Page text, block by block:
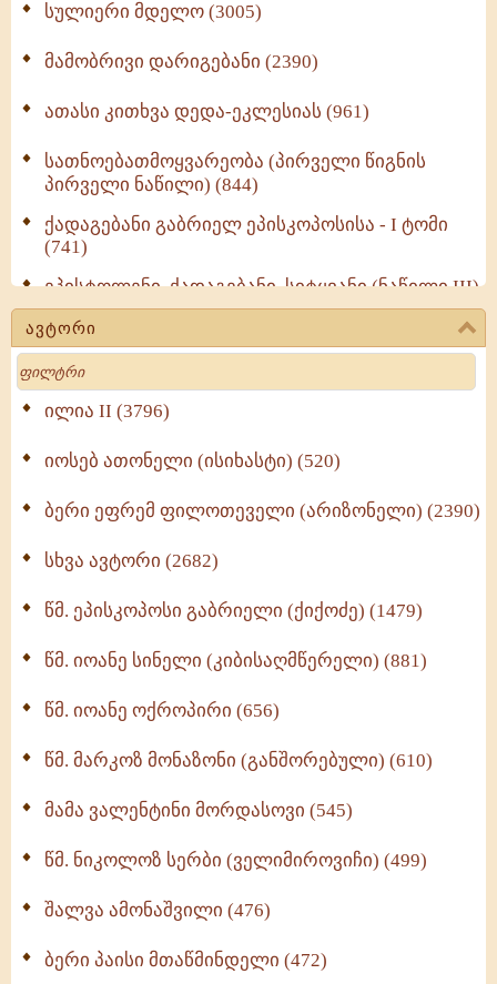
სულიერი მდელო (3005)
მამობრივი დარიგებანი (2390)
ათასი კითხვა დედა-ეკლესიას (961)
სათნოებათმოყვარეობა (პირველი წიგნის
პირველი ნაწილი) (844)
ქადაგებანი გაბრიელ ეპისკოპოსისა - I ტომი
(741)
ეპისტოლენი, ქადაგებანი, სიტყვანი (ნაწილი III)
(723)
მოძღვრის ძალზე სასარგებლო რჩევები
მრევლისათვის (545)
Wisdomge (514)
ქადაგებანი გაბრიელ ეპისკოპოსისა - II ტომი
სულიერი ცხოვრების სახელმძღვანელო -
ნაწილი II (369)
ავტორი
Search
ილია II (3796)
იოსებ ათონელი (ისიხასტი) (520)
ბერი ეფრემ ფილოთეველი (არიზონელი) (2390)
სხვა ავტორი (2682)
წმ. ეპისკოპოსი გაბრიელი (ქიქოძე) (1479)
წმ. იოანე სინელი (კიბისაღმწერელი) (881)
წმ. იოანე ოქროპირი (656)
წმ. მარკოზ მონაზონი (განშორებული) (610)
მამა ვალენტინი მორდასოვი (545)
წმ. ნიკოლოზ სერბი (ველიმიროვიჩი) (499)
შალვა ამონაშვილი (476)
ბერი პაისი მთაწმინდელი (472)